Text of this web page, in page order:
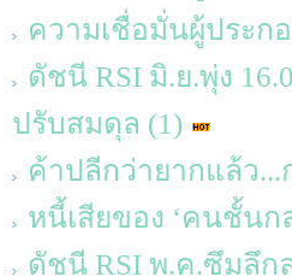
ความเชื่อมั่นผู้ประก
ดัชนี RSI มิ.ย.พุ่ง
ปรับสมดุล (1)
ค้าปลีกว่ายากแล้ว...
หนี้เสียของ ‘คนชั้นก
ดัชนี RSI พ.ค.ซึมลึก